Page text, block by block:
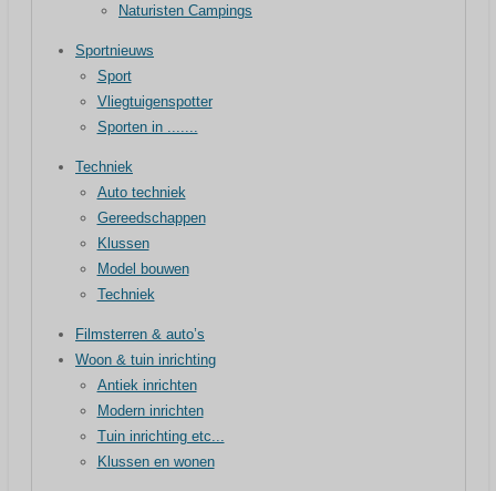
Naturisten Campings
Sportnieuws
Sport
Vliegtuigenspotter
Sporten in .......
Techniek
Auto techniek
Gereedschappen
Klussen
Model bouwen
Techniek
Filmsterren & auto’s
Woon & tuin inrichting
Antiek inrichten
Modern inrichten
Tuin inrichting etc...
Klussen en wonen